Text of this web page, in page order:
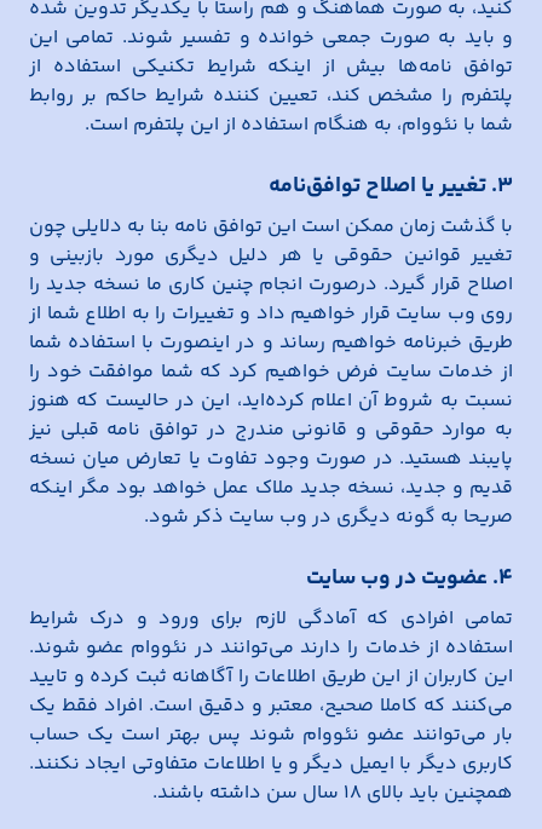
کنید، به صورت هماهنگ و هم راستا با یکدیگر تدوین شده
و باید به صورت جمعی خوانده و تفسیر شوند. تمامی این
توافق نامه‌ها بیش از اینکه شرایط تکنیکی استفاده از
پلتفرم را مشخص کند، تعیین کننده شرایط حاکم بر روابط
شما با نئووام، به هنگام استفاده از این پلتفرم است.
۳. تغییر یا اصلاح توافق‌نامه
با گذشت زمان ممکن است این توافق نامه بنا به دلایلی چون
تغییر قوانین حقوقی یا هر دلیل دیگری مورد بازبینی و
اصلاح قرار گیرد. درصورت انجام چنین کاری ما نسخه جدید را
روی وب سایت قرار خواهیم داد و تغییرات را به اطلاع شما از
طریق خبرنامه خواهیم رساند و در اینصورت با استفاده شما
از خدمات سایت فرض خواهیم کرد که شما موافقت خود را
نسبت به شروط آن اعلام کرده‌اید، این در حالیست که هنوز
به موارد حقوقی و قانونی مندرج در توافق نامه قبلی نیز
پایبند هستید. در صورت وجود تفاوت یا تعارض میان نسخه
قدیم و جدید، نسخه جدید ملاک عمل خواهد بود مگر اینکه
صریحا به گونه دیگری در وب سایت ذکر شود.
۴. عضویت در وب سایت
تمامی افرادی که آمادگی لازم برای ورود و درک شرایط
استفاده از خدمات را دارند می‌توانند در نئووام عضو شوند.
این کاربران از این طریق اطلاعات را آگاهانه ثبت کرده و تایید
می‌کنند که کاملا صحیح، معتبر و دقیق است. افراد فقط یک
بار می‌توانند عضو نئووام شوند پس بهتر است یک حساب
کاربری دیگر با ایمیل دیگر و یا اطلاعات متفاوتی ایجاد نکنند.
همچنین باید بالای ۱۸ سال سن داشته باشند.